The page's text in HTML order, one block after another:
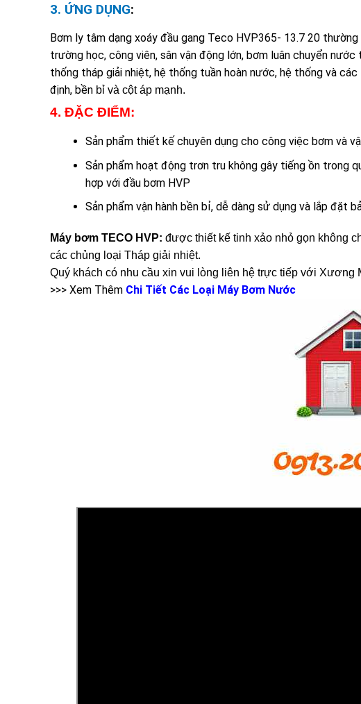
3. ỨNG DỤNG:
Bơm ly tâm dạng xoáy đầu gang Teco HVP365- 13.7 20
trường học, công viên, sân vận động lớn, bơm luân chuyển
thống tháp giải nhiệt, hệ thống tuần hoàn nước, hệ thống và
định, bền bỉ và cột áp mạnh.
4. ĐẶC ĐIỂM:
Sản phẩm thiết kế chuyên dụng cho công việc bơm và
Sản phẩm hoạt động trơn tru không gây tiếng ồn trong
hợp với đầu bơm HVP
Sản phẩm vận hành bền bỉ, dễ dàng sử dụng và lắp đặt
Máy bơm TECO HVP: được thiết kế tinh xảo nhỏ gọn không
các chủng loại Tháp giải nhiệt.
Quý khách có nhu cầu xin vui lòng liên hệ trực tiếp với
>>> Xem Thêm Chi Tiết Các Loại Máy Bơm Nước